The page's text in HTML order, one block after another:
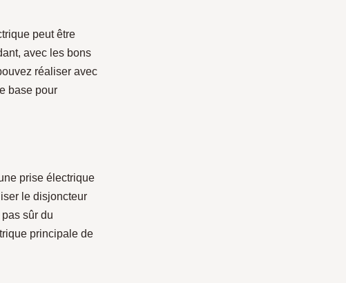
peut être
avec les bons
réaliser avec
base pour
prise électrique
le disjoncteur
sûr du
principale de